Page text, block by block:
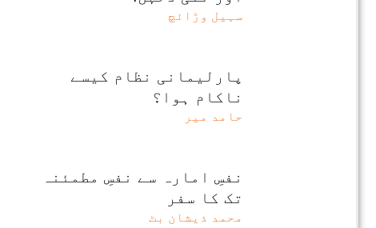
سہیل وڑائچ
پارلیمانی نظام کیسے
ناکام ہوا؟
حامد میر
نفسِ امارہ سے نفسِ مطمئنہ
تک کا سفر
محمد ذیشان بٹ